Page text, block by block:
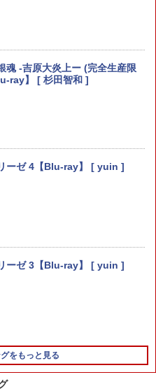
タリオン2 【Switch2】 POT-
クモゲームス 【封入特典付】
進撃の巨人3 通常版 [POT-P
ンバーマン コレクション Nin
(【初回封入特典】魔導船＆
士の応援パック・かけだし騎
トダッシュパック)
Tōkon: Fighting So
入封入特典】ロビーのアイ
ランティス(【早期購入同梱特
)」（ゲーム内コンテンツ）)
定版 予約特典(ドラマCD) 付
催中 【 山崎実業 蓋付き重ね
ム機器収納ケース スマート
型ゲーム機収納 ボックス Sw
ラー 周辺機器 蓋付き 一括収
魂 -吉原大炎上ー (完全生産限
ray】 [ 杉田智和 ]
ーゼ 4【Blu-ray】 [ yuin ]
ーゼ 3【Blu-ray】 [ yuin ]
をもっと見る